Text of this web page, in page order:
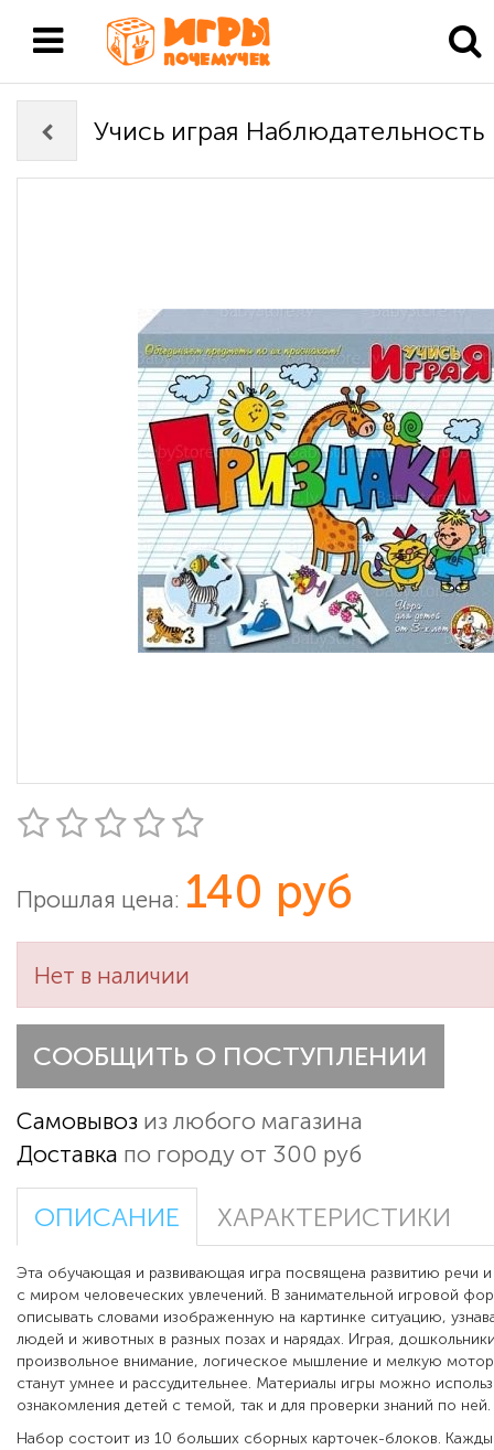
Учись играя Наблюдательность
Прошлая цена: 140 руб
Нет в наличии
СООБЩИТЬ О ПОСТУПЛЕНИИ
Самовывоз из любого магазина
Доставка по городу от 300 руб
ОПИСАНИЕ ХАРАКТЕРИСТИКИ
Эта обучающая и развивающая игра посвящена развитию речи
с миром человеческих увлечений. В занимательной игровой
описывать словами изображенную на картинке ситуацию,
людей и животных в разных позах и нарядах. Играя,
произвольное внимание, логическое мышление и мелкую
станут умнее и рассудительнее. Материалы игры можно
ознакомления детей с темой, так и для проверки знаний по ней.
Набор состоит из 10 больших сборных карточек-блоков.